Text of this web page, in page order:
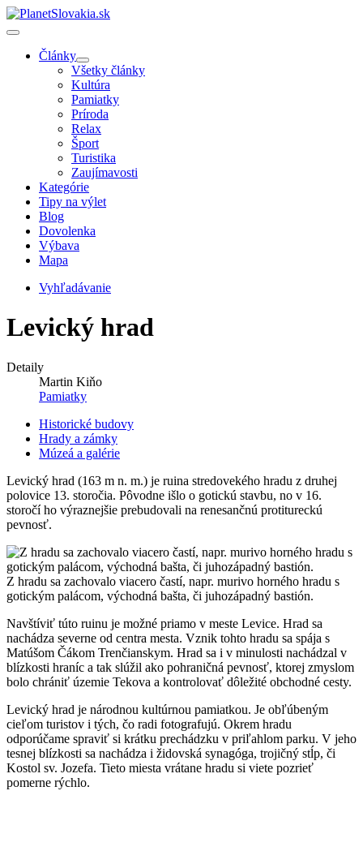
Články
Všetky články
Kultúra
Pamiatky
Príroda
Relax
Šport
Turistika
Zaujímavosti
Kategórie
Tipy na výlet
Blog
Dovolenka
Výbava
Mapa
Vyhľadávanie
Levický hrad
Detaily
Martin Kiňo
Pamiatky
Historické budovy
Hrady a zámky
Múzeá a galérie
Levický hrad (163 m n. m.) je ruina stredovekého hradu z druhej
polovice 13. storočia. Pôvodne išlo o gotickú stavbu, no v 16.
storočí ho výraznejšie prebudovali na renesančnú protitureckú
pevnosť.
Z hradu sa zachovalo viacero častí, napr. murivo horného hradu s
gotickým palácom, východná bašta, či juhozápadný bastión.
Navštíviť túto ruinu je možné priamo v meste Levice. Hrad sa
nachádza severne od centra mesta. Vznik tohto hradu sa spája s
Matúšom Čákom Trenčianskym. Hrad sa i v minulosti nachádzal v
blízkosti hraníc a tak slúžil ako pohraničná pevnosť, ktorej zmyslom
bolo chrániť územie Tekova a kontrolovať dôležité obchodné cesty.
Levický hrad je národnou kultúrnou pamiatkou. Je obľúbeným
cieľom turistov i tých, čo radi fotografujú. Okrem hradu
odporúčame spraviť si krátku prechádzku v priľahlom parku. V jeho
tesnej blízkosti sa nachádza i židovská synagóga, trojičný stĺp, či
Kostol sv. Jozefa. Tieto miesta vrátane hradu si viete pozrieť
pomerne rýchlo.